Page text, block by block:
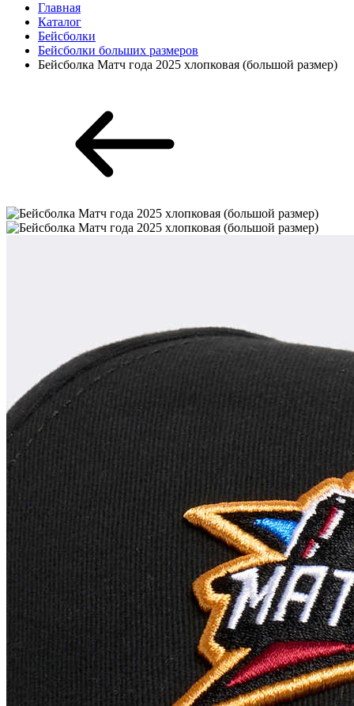
Главная
Каталог
Бейсболки
Бейсболки больших размеров
Бейсболка Матч года 2025 хлопковая (большой размер)